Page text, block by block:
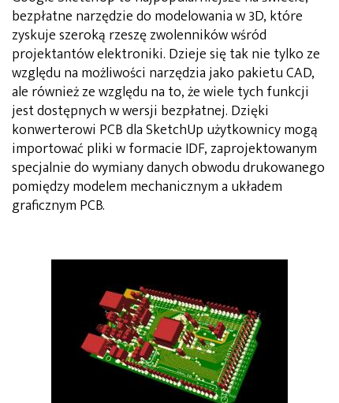
bezpłatne narzędzie do modelowania w 3D, które
zyskuje szeroką rzeszę zwolenników wśród
projektantów elektroniki. Dzieje się tak nie tylko ze
względu na możliwości narzędzia jako pakietu CAD,
ale również ze względu na to, że wiele tych funkcji
jest dostępnych w wersji bezpłatnej. Dzięki
konwerterowi PCB dla SketchUp użytkownicy mogą
importować pliki w formacie IDF, zaprojektowanym
specjalnie do wymiany danych obwodu drukowanego
pomiędzy modelem mechanicznym a układem
graficznym PCB.